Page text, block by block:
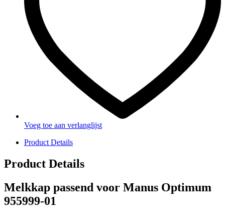
Voeg toe aan verlanglijst
Product Details
Product Details
Melkkap passend voor Manus Optimum
955999-01